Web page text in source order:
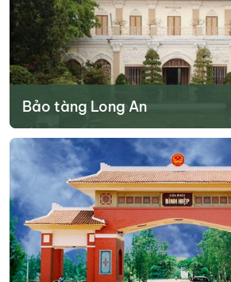
Bảo tàng Long An
lịch sử, văn hóa và thiên nhiên của tỉnh. Đây
hiểu sâu hơn về vùng đất này.
Tìm hiểu thêm